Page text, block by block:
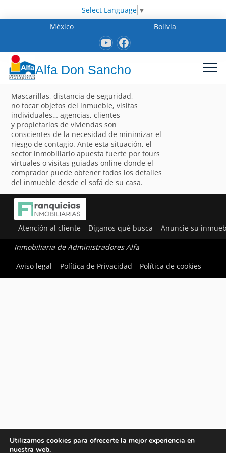
Select Language ▼
México
Bolivia
Alfa Don Sancho
Mascarillas, distancia de seguridad,
no tocar objetos del inmueble, visitas
individuales… agencias, clientes
y propietarios de viviendas son
conscientes de la necesidad de minimizar el
riesgo de contagio. Ante esta situación, el
sector inmobiliario apuesta fuerte por tours
virtuales o visitas guiadas online donde el
comprador puede obtener todos los detalles
del inmueble desde el sofá de su casa.
Atención al cliente Díganos qué busca Anuncie su
Inmobiliaria de Administradores Alfa
Aviso legal
Política de Privacidad Política de cookies
Utilizamos cookies para ofrecerte la mejor experiencia en
nuestra web.